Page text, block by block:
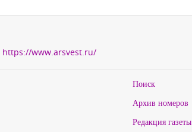
https://www.arsvest.ru/
Поиск
Архив номеров
Редакция газеты